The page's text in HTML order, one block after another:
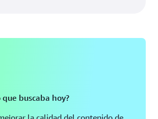
buscaba hoy?